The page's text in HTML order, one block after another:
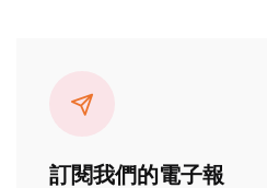
訂閱我們的電子報